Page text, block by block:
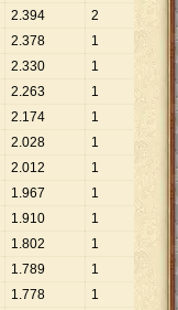
2.394 2
2.378 1
2.330 1 2
2.263 1
2.174 1 2
2.028 1
2.012 1
1.967 1
1.910 1 1
1.802 1
1.789 1
1.778 1